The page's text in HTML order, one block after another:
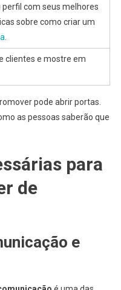
perfil com seus melhores
sobre como criar um
clientes e mostre em
pode abrir portas.
as pessoas saberão que
para
de
e